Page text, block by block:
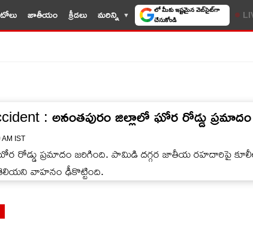
జాతీయం క్రీడలు మరిన్ని
లో మీకు ఇష్టమైన వెబ్‌సైట్‌గా
చేసుకోండి
: అనంతపురం జిల్లాలో ఘోర రోడ్డు ప్రమాదం
IST
రోడ్డు ప్రమాదం జరిగింది. పామిడి దగ్గర జాతీయ రహదారిపై
తెలియని వాహనం ఢీకొట్టింది.